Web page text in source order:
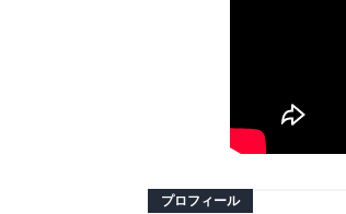
プロフィール